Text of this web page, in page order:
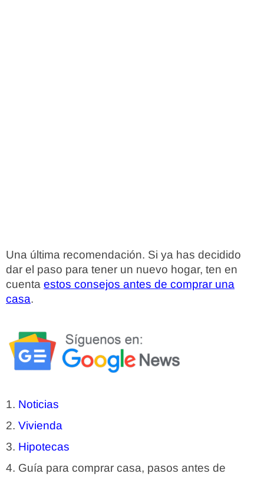
Una última recomendación. Si ya has decidido
dar el paso para tener un nuevo hogar, ten en
cuenta estos consejos antes de comprar una
casa.
Noticias
Vivienda
Hipotecas
Guía para comprar casa, pasos antes de